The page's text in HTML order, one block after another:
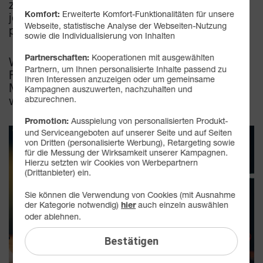
zu X für Xiaomi – für jeden Geschmack und
jeden Geldbeutel ist garantiert das
passende Gaming-Handy dabei.
Wenn Sie also unterwegs gerne eine Runde
Fortnite Mobile oder Call of Duty Warzone
Mobile zocken, dann lesen Sie unbedingt
weiter.
Komfort: Erweiterte Komfort-Funktionalitäten für unsere
Webseite, statistische Analyse der Webseiten-Nutzung
sowie die Individualisierung von Inhalten
Partnerschaften: Kooperationen mit ausgewählten
Partnern, um Ihnen personalisierte Inhalte passend zu
Ihren Interessen anzuzeigen oder um gemeinsame
Kampagnen auszuwerten, nachzuhalten und
abzurechnen.
Promotion: Ausspielung von personalisierten Produkt-
und Serviceangeboten auf unserer Seite und auf Seiten
von Dritten (personalisierte Werbung), Retargeting sowie
für die Messung der Wirksamkeit unserer Kampagnen.
Hierzu setzten wir Cookies von Werbepartnern
(Drittanbieter) ein.
Sie können die Verwendung von Cookies (mit Ausnahme
der Kategorie notwendig)hierauch einzeln auswählen
oder ablehnen.
Bestätigen